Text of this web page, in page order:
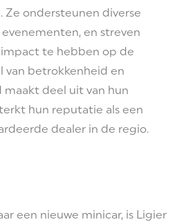
Ze ondersteunen diverse
en streven
te hebben op de
van betrokkenheid en
deel uit van hun
hun reputatie als een
dealer in de regio.
een nieuwe minicar, is Ligier